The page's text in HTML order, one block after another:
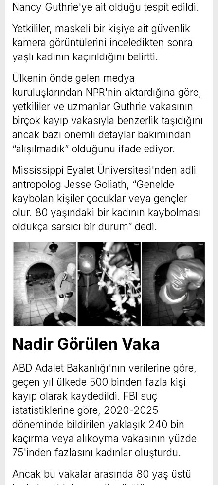
Nancy Guthrie'ye ait olduğu tespit edildi.
Yetkililer, maskeli bir kişiye ait güvenlik
kamera görüntülerini inceledikten sonra
yaşlı kadının kaçırıldığını belirtti.
Ülkenin önde gelen medya
kuruluşlarından NPR'nin aktardığına göre,
yetkililer ve uzmanlar Guthrie vakasının
birçok kayıp vakasıyla benzerlik taşıdığını
ancak bazı önemli detaylar bakımından
“alışılmadık” olduğunu ifade ediyor.
Mississippi Eyalet Üniversitesi'nden adli
antropolog Jesse Goliath, “Genelde
kaybolan kişiler çocuklar veya gençler
olur. 80 yaşındaki bir kadının kaybolması
oldukça sarsıcı bir durum” dedi.
Nadir Görülen Vaka
ABD Adalet Bakanlığı'nın verilerine göre,
geçen yıl ülkede 500 binden fazla kişi
kayıp olarak kaydedildi. FBI suç
istatistiklerine göre, 2020-2025
döneminde bildirilen yaklaşık 240 bin
kaçırma veya alıkoyma vakasının yüzde
75'inden fazlasını kadınlar oluşturdu.
Ancak bu vakalar arasında 80 yaş üstü